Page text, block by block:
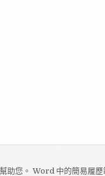
助您。 Word 中的簡易履